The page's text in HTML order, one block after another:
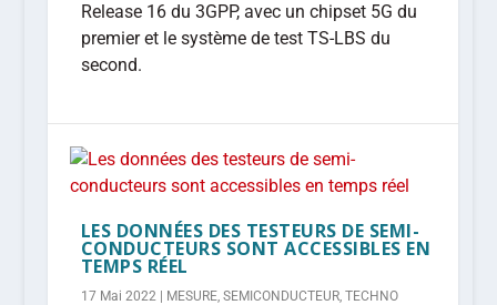
Release 16 du 3GPP, avec un chipset 5G du
premier et le système de test TS-LBS du
second.
LES DONNÉES DES TESTEURS DE SEMI-
CONDUCTEURS SONT ACCESSIBLES EN
TEMPS RÉEL
17 Mai 2022| MESURE, SEMICONDUCTEUR, TECHNO